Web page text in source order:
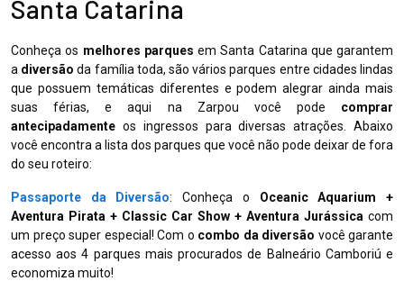
Santa Catarina
Conheça os melhores parques em Santa Catarina que garantem
a diversão da família toda, são vários parques entre cidades lindas
que possuem temáticas diferentes e podem alegrar ainda mais
suas férias, e aqui na Zarpou você pode comprar
antecipadamente os ingressos para diversas atrações. Abaixo
você encontra a lista dos parques que você não pode deixar de fora
do seu roteiro:
Passaporte da Diversão: Conheça o Oceanic Aquarium +
Aventura Pirata + Classic Car Show + Aventura Jurássica com
um preço super especial! Com o combo da diversão você garante
acesso aos 4 parques mais procurados de Balneário Camboriú e
economiza muito!